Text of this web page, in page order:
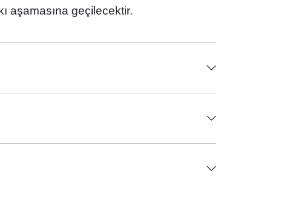
aşamasına geçilecektir.